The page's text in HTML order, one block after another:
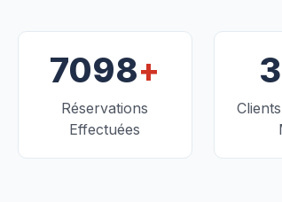
7098+
Réservations
Effectuées